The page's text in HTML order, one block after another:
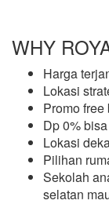
WHY
Harga
Lokasi
Promo
Dp 0% bisa
Lokasi
Pilihan
Sekolah
selatan